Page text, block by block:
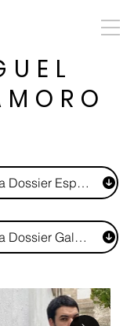
Cadernos de Loira Dossier Español
Cadernos de Loira Dossier Galego